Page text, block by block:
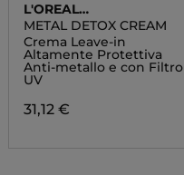
L'OREAL
PROFESSIONNEL
METAL DETOX CREAM
Crema Leave-in
Altamente Protettiva
Anti-metallo e con Filtro
UV
31,12 €